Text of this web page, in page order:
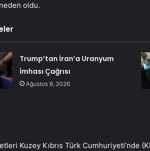
oldu.
Trump’tan İran’a Uranyum
İmhası Çağrısı
Ağustos 9, 2026
Kuzey Kıbrıs Türk Cumhuriyeti’nde